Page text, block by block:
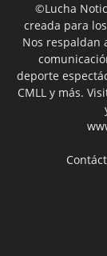
©Lucha
creada para
Nos respaldan
deporte
CMLL y más.